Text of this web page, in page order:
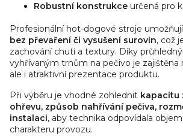
Robustní konstrukce určená pro
Profesionální hot-dogové stroje umožňují
bez převaření či vysušení surovin, což
zachování chuti a textury. Díky
vyhřívaným trnům na pečivo je zajištěna
ale i atraktivní prezentace produktu.
Při výběru je vhodné zohlednit kapacitu
ohřevu, způsob nahřívání pečiva,
instalaci, aby technika odpovídala
charakteru provozu.